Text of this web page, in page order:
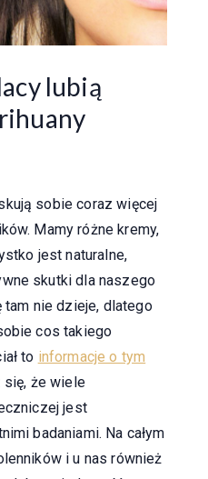
lubią
sobie coraz więcej
Mamy różne kremy,
jest naturalne,
skutki dla naszego
tam nie dzieje, dlatego
cos takiego
to informacje o tym
się, że wiele
jest
badaniami. Na całym
i u nas również